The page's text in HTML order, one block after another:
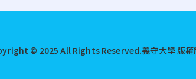
© 2025 All Rights Reserved.義守大學 版權